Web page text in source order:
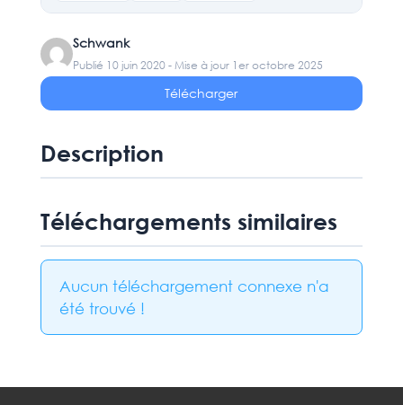
Schwank
Publié 10 juin 2020 - Mise à jour 1er octobre 2025
Télécharger
Description
Téléchargements similaires
Aucun téléchargement connexe n'a
été trouvé !